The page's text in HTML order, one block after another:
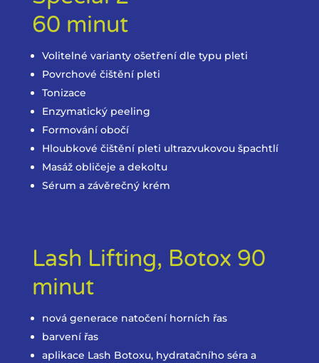
60 minut
Volitelné varianty ošetření dle typu pleti
Povrchové čištění pleti
Tonizace
Enzymatický peeling
Formování obočí
Hloubkové čištění pleti ultrazvukovou špachtlí
Masáž obličeje a dekoltu
Sérum a závěrečný krém
Lash Lifting, Botox 90
minut
nová generace natočení horních řas
barvení řas
aplikace Lash Botoxu, hydratačního séra a